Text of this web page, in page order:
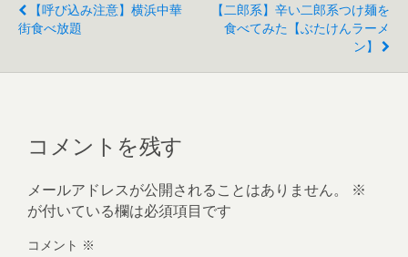
【呼び込み注意】横浜中華
街食べ放題
【二郎系】辛い二郎系つけ麺を
食べてみた【ぶたけんラーメ
ン】
コメントを残す
メールアドレスが公開されることはありません。
※
が付いている欄は必須項目です
コメント ※